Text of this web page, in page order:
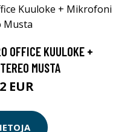
OFFICE KUULOKE +
MUSTA
EUR